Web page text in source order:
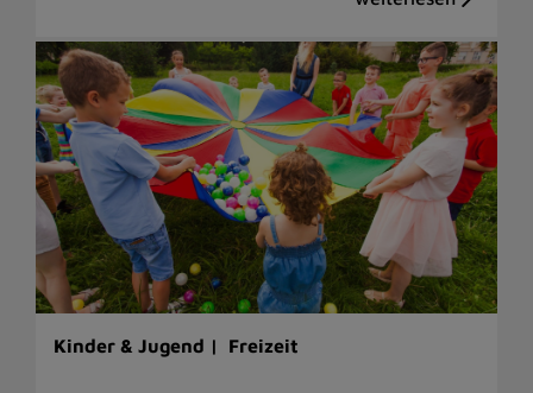
Kinder & Jugend | Freizeit